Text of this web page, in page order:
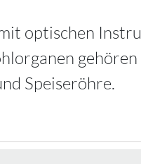
optischen
Speiseröhre.